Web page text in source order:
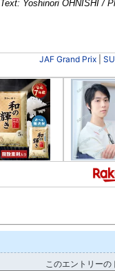
Text: Yoshinori OHNISHI /
JAF Grand Prix
このエントリーの